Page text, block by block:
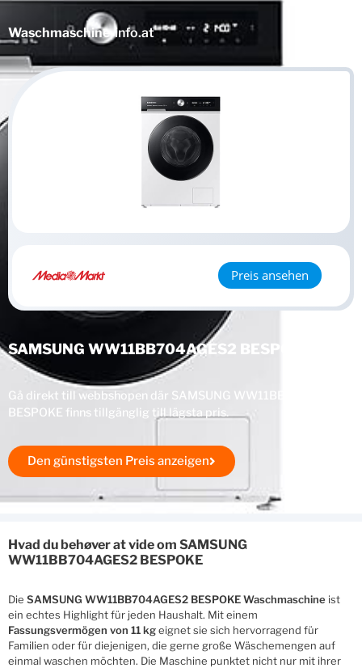
Waschmaschine-info.at
SAMSUNG WW11BB704AGES2 BESPOKE
Gå direkt till webbshopen där SAMSUNG WW11BB704AGES2
BESPOKE finns tillgänglig till lägsta pris.
Den günstigsten Preis anzeigen
Preis ansehen
Hvad du behøver at vide om SAMSUNG
WW11BB704AGES2 BESPOKE
Die SAMSUNG WW11BB704AGES2 BESPOKE Waschmaschine ist
ein echtes Highlight für jeden Haushalt. Mit einem
Fassungsvermögen von 11 kgeignet sie sich hervorragend für
Familien oder für diejenigen, die gerne große Wäschemengen auf
einmal waschen möchten. Die Maschine punktet nicht nur mit ihrer